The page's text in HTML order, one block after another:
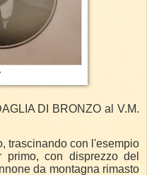
DI BRONZO al V.M.
trascinando con l'esempio
con disprezzo del
da montagna rimasto